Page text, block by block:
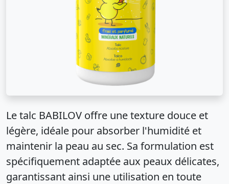
Le talc BABILOV offre une texture douce et
légère, idéale pour absorber l'humidité et
maintenir la peau au sec. Sa formulation est
spécifiquement adaptée aux peaux délicates,
garantissant ainsi une utilisation en toute